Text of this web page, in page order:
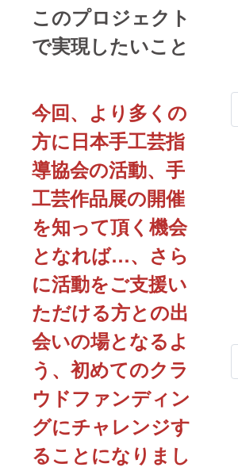
このプロジェクト
で実現したいこと
今回、より多くの
方に日本手工芸指
導協会の活動、手
工芸作品展の開催
を知って頂く機会
となれば…、さら
に活動をご支援い
ただける方との出
会いの場となるよ
う、初めてのクラ
ウドファンディン
グにチャレンジす
ることになりまし